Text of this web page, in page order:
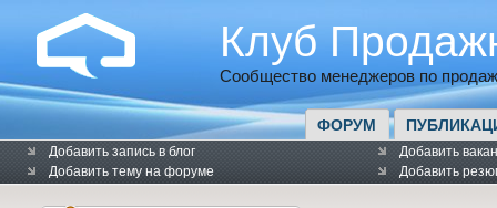
Клуб
Сообщество менеджеров по
ФОРУМ
Добавить запись в блог
Добавить тему на форуме
Добавить
Добавить